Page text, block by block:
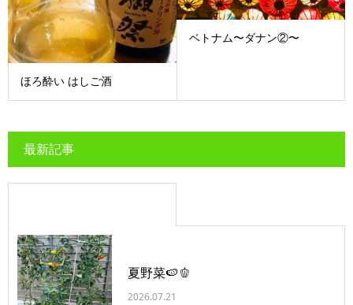
ほろ酔い はしご酒
ベトナム〜ダナン②〜
最新記事
夏野菜🍉🫑
2026.07.21